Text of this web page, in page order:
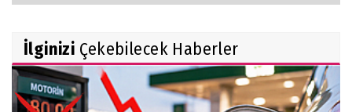
İlginizi Çekebilecek Haberler